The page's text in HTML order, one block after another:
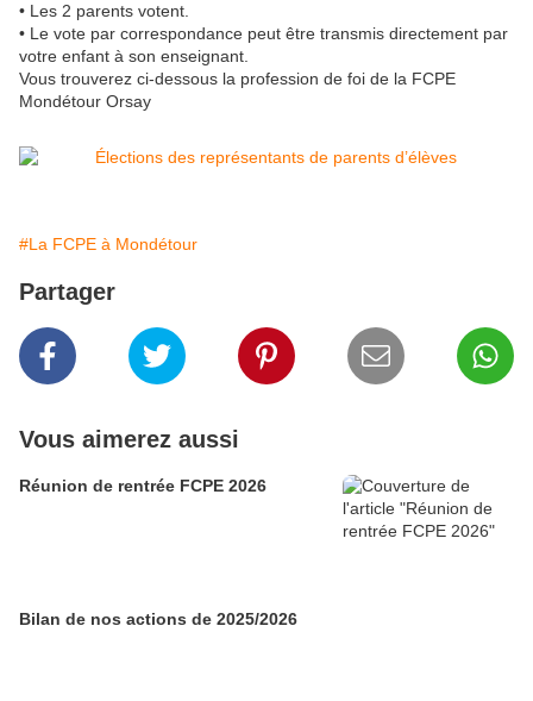
• Les 2 parents votent.
• Le vote par correspondance peut être transmis directement par
votre enfant à son enseignant.
Vous trouverez ci-dessous la profession de foi de la FCPE
Mondétour Orsay
#La FCPE à Mondétour
Partager
Vous aimerez aussi
Réunion de rentrée FCPE 2026
Bilan de nos actions de 2025/2026